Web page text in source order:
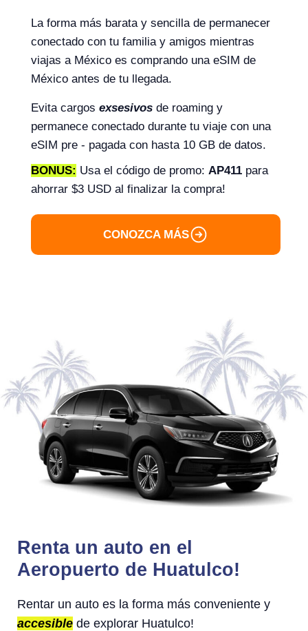
La forma más barata y sencilla de permanecer
conectado con tu familia y amigos mientras
viajas a México es comprando una eSIM de
México antes de tu llegada.
Evita cargos exsesivos de roaming y
permanece conectado durante tu viaje con una
eSIM pre - pagada con hasta 10 GB de datos.
BONUS: Usa el código de promo: AP411 para
ahorrar $3 USD al finalizar la compra!
CONOZCA MÁS
Renta un auto en el
Aeropuerto de Huatulco!
Rentar un auto es la forma más conveniente y
accesible de explorar Huatulco!